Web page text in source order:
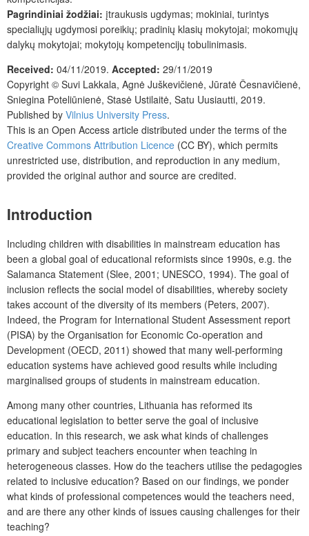
Pagrindiniai žodžiai: įtraukusis ugdymas; mokiniai, turintys
specialiųjų ugdymosi poreikių; pradinių klasių mokytojai; mokomųjų
dalykų mokytojai; mokytojų kompetencijų tobulinimasis.
Received: 04/11/2019. Accepted: 29/11/2019
Copyright © Suvi Lakkala, Agnė Juškevičienė, Jūratė Česnavičienė,
Sniegina Poteliūnienė, Stasė Ustilaitė, Satu Uusiautti, 2019.
Published by Vilnius University Press.
This is an Open Access article distributed under the terms of the
Creative Commons Attribution Licence (CC BY), which permits
unrestricted use, distribution, and reproduction in any medium,
provided the original author and source are credited.
Introduction
Including children with disabilities in mainstream education has
been a global goal of educational reformists since 1990s, e.g. the
Salamanca Statement (Slee, 2001; UNESCO, 1994). The goal of
inclusion reflects the social model of disabilities, whereby society
takes account of the diversity of its members (Peters, 2007).
Indeed, the Program for International Student Assessment report
(PISA) by the Organisation for Economic Co-operation and
Development (OECD, 2011) showed that many well-performing
education systems have achieved good results while including
marginalised groups of students in mainstream education.
Among many other countries, Lithuania has reformed its
educational legislation to better serve the goal of inclusive
education. In this research, we ask what kinds of challenges
primary and subject teachers encounter when teaching in
heterogeneous classes. How do the teachers utilise the pedagogies
related to inclusive education? Based on our findings, we ponder
what kinds of professional competences would the teachers need,
and are there any other kinds of issues causing challenges for their
teaching?